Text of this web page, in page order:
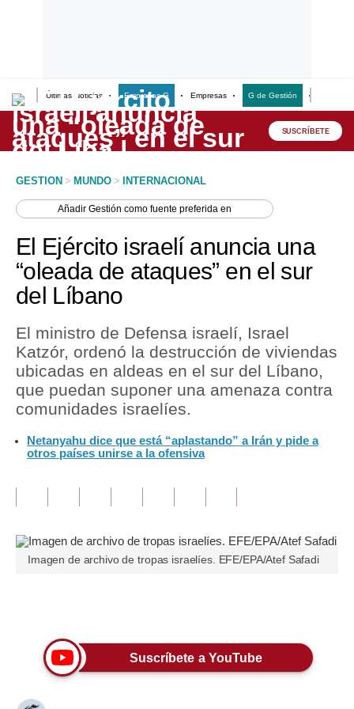
Últimas Noticias Empresas G Empresas G de Gestión
Lo último
Peru Quiosco
Economía
Mercados
Política
Finanzas Personales
Inmobiliarias
Opinión
Editorial
Tendencias
Lujo
Viajes
SUSCRÍBETE
GESTION > MUNDO > INTERNACIONAL
AñadirGestión como fuente preferida en
El Ejército israelí anuncia una
“oleada de ataques” en el sur
del Líbano
El ministro de Defensa israelí, Israel
Katzór, ordenó la destrucción de viviendas
ubicadas en aldeas en el sur del Líbano,
que puedan suponer una amenaza contra
comunidades israelíes.
Netanyahu dice que está “aplastando” a Irán y pide a
otros países unirse a la ofensiva
Imagen de archivo de tropas israelíes. EFE/EPA/Atef Safadi
Suscríbete a YouTube